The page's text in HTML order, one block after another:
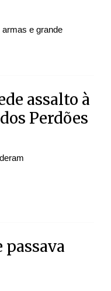
e grande
assalto à
Perdões